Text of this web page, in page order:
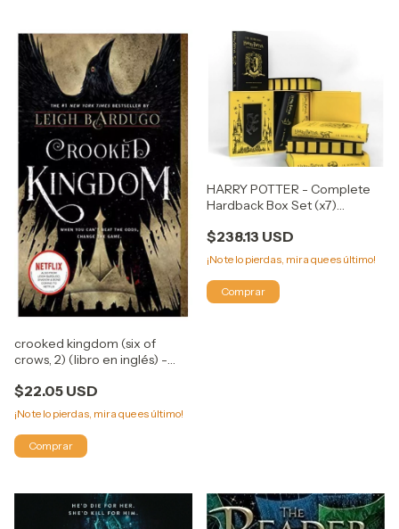
crooked kingdom (six of
crows, 2) (libro en inglés) -
$22.05 USD
¡No te lo pierdas, mira que es último!
HARRY POTTER - Complete
Hardback Box Set (x7)
$238.13 USD
¡No te lo pierdas, mira que es último!